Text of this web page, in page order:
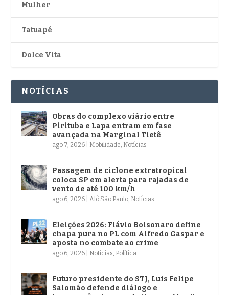
Mulher
Tatuapé
Dolce Vita
NOTÍCIAS
Obras do complexo viário entre
Pirituba e Lapa entram em fase
avançada na Marginal Tietê
ago 7, 2026 Mobilidade, Notícias
Passagem de ciclone extratropical
coloca SP em alerta para rajadas de
vento de até 100 km/h
ago 6, 2026 |Alô São Paulo, Notícias
Eleições 2026: Flávio Bolsonaro define
chapa pura no PL com Alfredo Gaspar e
aposta no combate ao crime
ago 6, 2026 Notícias, Política
Futuro presidente do STJ, Luis Felipe
Salomão defende diálogo e